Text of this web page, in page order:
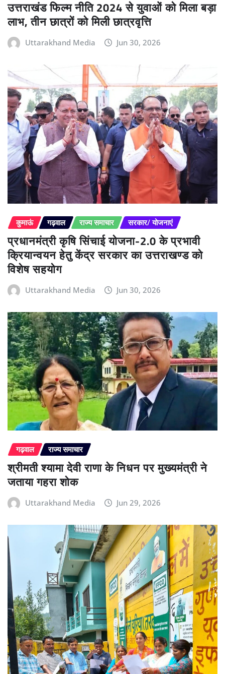
उत्तराखंड फिल्म नीति 2024 से युवाओं को मिला बड़ा
लाभ, तीन छात्रों को मिली छात्रवृत्ति
Uttarakhand Media Jun 30, 2026
कुमाऊं गढ़वाल राज्य समाचार सरकार/ योजनाएं
प्रधानमंत्री कृषि सिंचाई योजना-2.0 के प्रभावी
क्रियान्वयन हेतु केंद्र सरकार का उत्तराखण्ड को
विशेष सहयोग
Uttarakhand Media Jun 30, 2026
गढ़वाल राज्य समाचार
श्रीमती श्यामा देवी राणा के निधन पर मुख्यमंत्री ने
जताया गहरा शोक
Uttarakhand Media Jun 29, 2026